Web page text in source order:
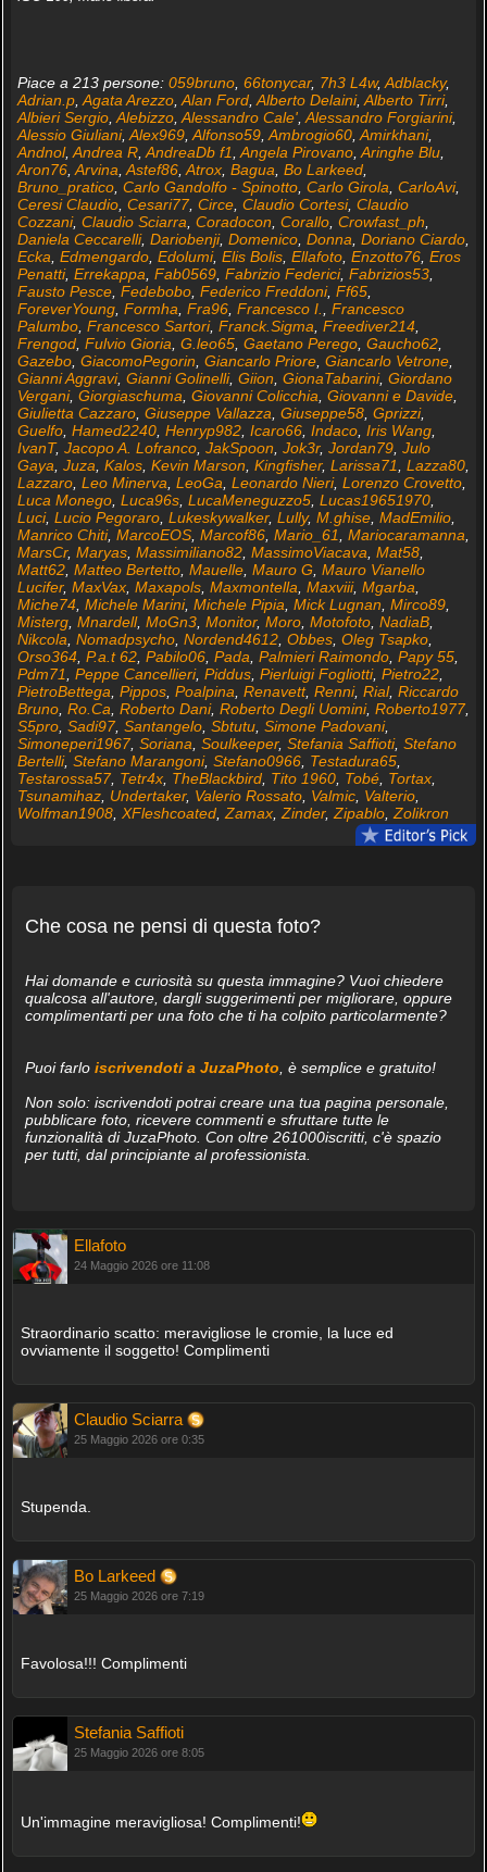
Piace a 213 persone: 059bruno, 66tonycar, 7h3 L4w, Adblacky,
Adrian.p, Agata Arezzo, Alan Ford, Alberto Delaini, Alberto Tirri,
Albieri Sergio, Alebizzo, Alessandro Cale', Alessandro Forgiarini,
Alessio Giuliani, Alex969, Alfonso59, Ambrogio60, Amirkhani,
Andnol, Andrea R, AndreaDb f1 Angela Pirovano, Aringhe Blu,
Aron76, Arvina Astef86, Atrox, Bagua Bo Larkeed,
Bruno_pratico, Carlo Gandolfo - Spinotto, Carlo Girola CarloAvi,
Ceresi Claudio, Cesari77, Circe, Claudio Cortesi, Claudio
Cozzani, Claudio Sciarra Coradocon Corallo, Crowfast_ph
Daniela Ceccarelli, Dariobenji, Domenico, Donna Doriano Ciardo,
Ecka Edmengardo, Edolumi, Elis Bolis, Ellafoto, Enzotto76, Eros
Penatti, Errekappa Fab0569, Fabrizio Federici, Fabrizios53,
Fausto Pesce, Fedebobo, Federico Freddoni, Ff65,
ForeverYoung, Formha Fra96, Francesco I.
Francesco
Palumbo, Francesco Sartori, Franck.Sigma Freediver214,
Frengod, Fulvio Gioria G.leo65, Gaetano Perego, Gaucho62,
Gazebo, GiacomoPegorin Giancarlo Priore, Giancarlo Vetrone,
Gianni Aggravi, Gianni Golinelli, Giion GionaTabarini, Giordano
Vergani, Giorgiaschuma Giovanni Colicchia Giovanni e Davide,
Giulietta Cazzaro, Giuseppe Vallazza Giuseppe58, Gprizzi,
Guelfo, Hamed2240, Henryp982, Icaro66, Indaco, Iris Wang,
IvanT, Jacopo A. Lofranco, JakSpoon Jok3r, Jordan79, Julo
Gaya Juza Kalos, Kevin Marson Kingfisher, Larissa71 Lazza80,
Lazzaro, Leo Minerva LeoGa Leonardo Nieri, Lorenzo Crovetto,
Luca Monego, Luca96s, LucaMeneguzzo5, Lucas19651970,
Luci, Lucio Pegoraro, Lukeskywalker, Lully, M.ghise, MadEmilio,
Manrico Chiti, MarcoEOS, Marcof86, Mario_61 Mariocaramanna
MarsCr, Maryas, Massimiliano82, MassimoViacava Mat58,
Matt62, Matteo Bertetto, Mauelle, Mauro G Mauro Vianello
Lucifer, MaxVax, Maxapols, Maxmontella Maxviii, Mgarba
Miche74, Michele Marini, Michele Pipia Mick Lugnan Mirco89,
Misterg, Mnardell, MoGn3, Monitor, Moro, Motofoto, NadiaB,
Nikcola Nomadpsycho, Nordend4612, Obbes, Oleg Tsapko,
Orso364, P.a.t 62, Pabilo06, Pada Palmieri Raimondo, Papy 55,
Pdm71
Peppe Cancellieri, Piddus, Pierluigi Fogliotti, Pietro22,
PietroBettega Pippos, Poalpina Renavett, Renni, Rial, Riccardo
Bruno, Ro.Ca Roberto Dani, Roberto Degli Uomini, Roberto1977,
S5pro, Sadi97, Santangelo, Sbtutu, Simone Padovani,
Simoneperi1967, Soriana Soulkeeper, Stefania Saffioti, Stefano
Bertelli, Stefano Marangoni, Stefano0966, Testadura65,
Testarossa57, Tetr4x, TheBlackbird, Tito 1960, Tobé, Tortax,
Tsunamihaz, Undertaker, Valerio Rossato, Valmic, Valterio,
Wolfman1908, XFleshcoated, Zamax, Zinder, Zipablo, Zolikron
Che cosa ne pensi di questa foto?
Hai domande e curiosità su questa immagine? Vuoi chiedere
qualcosa all'autore, dargli suggerimenti per migliorare, oppure
complimentarti per una foto che ti ha colpito particolarmente?
Puoi farlo iscrivendoti a JuzaPhoto , è semplice e gratuito!
Non solo: iscrivendoti potrai creare una tua pagina personale,
pubblicare foto, ricevere commenti e sfruttare tutte le
funzionalità di JuzaPhoto. Con oltre 261000iscritti, c'è spazio
per tutti, dal principiante al professionista.
Ellafoto
24 Maggio 2026 ore 11:08
Straordinario scatto: meravigliose le cromie, la luce ed
ovviamente il soggetto! Complimenti
Claudio Sciarra
25 Maggio 2026 ore 0:35
Stupenda.
Bo Larkeed
25 Maggio 2026 ore 7:19
Favolosa!!! Complimenti
Stefania Saffioti
25 Maggio 2026 ore 8:05
Un'immagine meravigliosa! Complimenti!